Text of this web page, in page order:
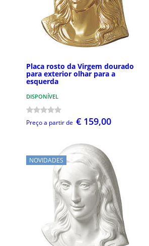
Placa rosto da Virgem dourado
para exterior olhar para a
esquerda
DISPONÍVEL
Preço a partir de € 159,00
NOVIDADES